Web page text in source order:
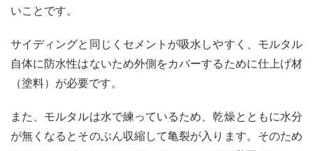
いことです。
サイディングと同じくセメントが吸水しやすく、モルタル
自体に防水性はないため外側をカバーするために仕上げ材
（塗料）が必要です。
また、モルタルは水で練っているため、乾燥とともに水分
が無くなるとそのぶん収縮して亀裂が入ります。そのため